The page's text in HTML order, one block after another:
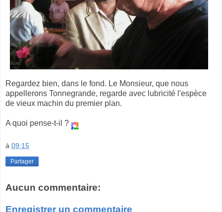
Regardez bien, dans le fond. Le Monsieur, que nous
appellerons Tonnegrande, regarde avec lubricité l'espèce
de vieux machin du premier plan.
A quoi pense-t-il ?
à 09:15
Partager
Aucun commentaire:
Enregistrer un commentaire